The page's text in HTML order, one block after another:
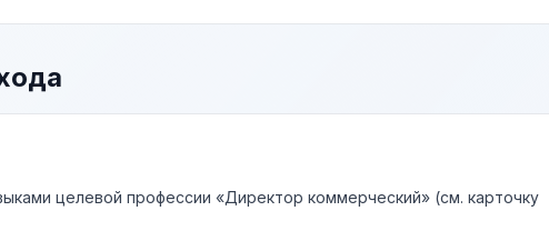
целевой профессии «Директор коммерческий» (см. карточку